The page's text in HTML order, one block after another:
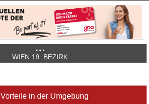
WIEN 19. BEZIRK
Vorteile in der Umgebung